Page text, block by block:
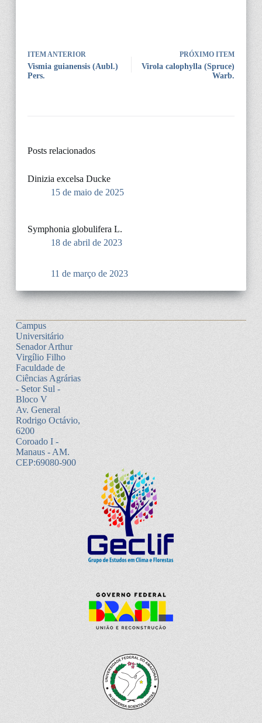
ITEM ANTERIOR
Vismia guianensis (Aubl.)
Pers.
PRÓXIMO ITEM
Virola calophylla (Spruce)
Warb.
Posts relacionados
Dinizia excelsa Ducke
15 de maio de 2025
Symphonia globulifera L.
18 de abril de 2023
11 de março de 2023
Campus
Universitário
Senador Arthur
Virgílio Filho
Faculdade de
Ciências Agrárias
- Setor Sul -
Bloco V
Av. General
Rodrigo Octávio,
6200
Coroado I -
Manaus - AM.
CEP:69080-900